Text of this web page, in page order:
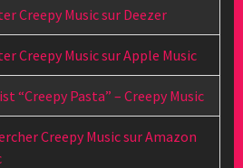
Creepy Music sur Deezer
Creepy Music sur Apple Music
“Creepy Pasta” – Creepy Music
Creepy Music sur Amazon